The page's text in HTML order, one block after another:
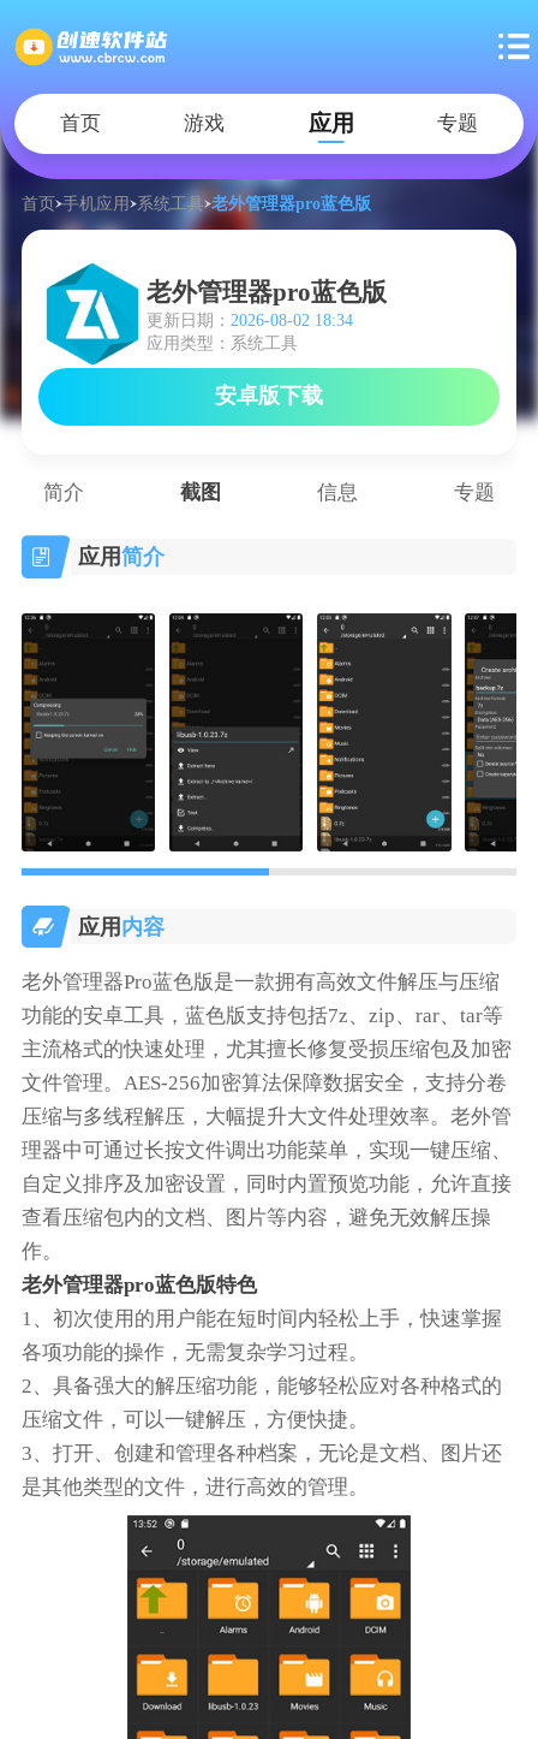
首页 游戏 应用 专题
首页 手机应用 系统工具 老外管理器pro蓝色版
老外管理器pro蓝色版
更新日期： 2026-08-02 18:34
应用类型：系统工具
安卓版下载
简介 截图 信息 专题
应用简介
应用 内容
老外管理器Pro蓝色版是一款拥有高效文件解压与压缩
功能的安卓工具，蓝色版支持包括7z、zip、rar、tar等
主流格式的快速处理，尤其擅长修复受损压缩包及加密
文件管理。AES-256加密算法保障数据安全，支持分卷
压缩与多线程解压，大幅提升大文件处理效率。老外管
理器中可通过长按文件调出功能菜单，实现一键压缩、
自定义排序及加密设置，同时内置预览功能，允许直接
查看压缩包内的文档、图片等内容，避免无效解压操
作。
老外管理器pro蓝色版特色
1、初次使用的用户能在短时间内轻松上手，快速掌握
各项功能的操作，无需复杂学习过程。
2、具备强大的解压缩功能，能够轻松应对各种格式的
压缩文件，可以一键解压，方便快捷。
3、打开、创建和管理各种档案，无论是文档、图片还
是其他类型的文件，进行高效的管理。